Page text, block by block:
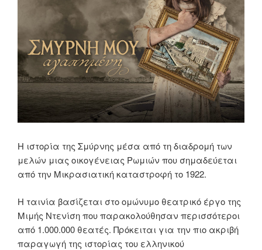
Η ιστορία της Σμύρνης μέσα από τη διαδρομή των
μελών μιας οικογένειας Ρωμιών που σημαδεύεται
από την Μικρασιατική καταστροφή το 1922.
Η ταινία βασίζεται στο ομώνυμο θεατρικό έργο της
Μιμής Ντενίση που παρακολούθησαν περισσότεροι
από 1.000.000 θεατές. Πρόκειται για την πιο ακριβή
παραγωγή της ιστορίας του ελληνικού